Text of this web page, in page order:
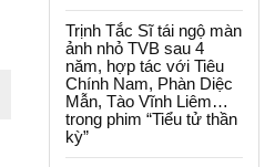
Trịnh Tắc Sĩ tái ngộ màn
ảnh nhỏ TVB sau 4
năm, hợp tác với Tiêu
Chính Nam, Phàn Diệc
Mẫn, Tào Vĩnh Liêm…
trong phim “Tiểu tử thần
kỳ”